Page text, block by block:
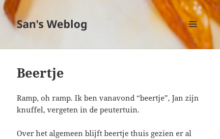
San's Weblog
MENU
EN
Beertje
Ramp, oh ramp. Ik ben vanavond “beertje”, Jan zijn
knuffel, vergeten in de peutertuin.
Over het algemeen blijft beertje thuis gezien er al